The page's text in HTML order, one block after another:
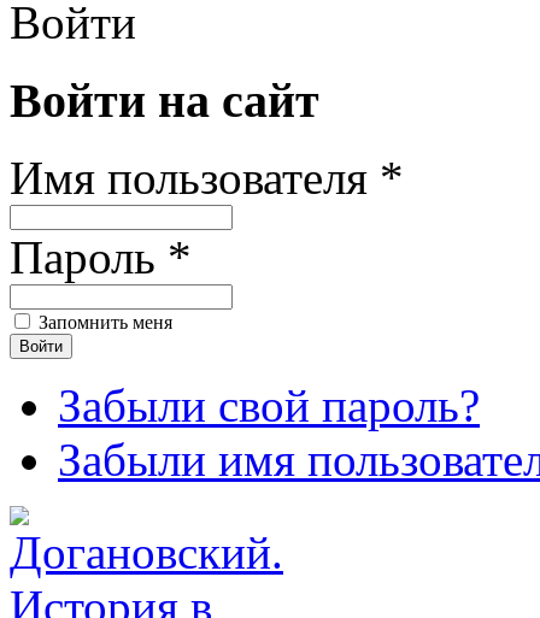
Войти
Войти на сайт
Имя пользователя *
Пароль *
Запомнить меня
Забыли свой пароль?
Забыли имя